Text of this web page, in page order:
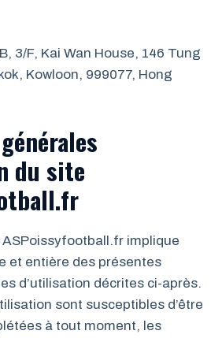
3/F, Kai Wan House, 146 Tung
Kowloon, 999077, Hong
du site
ASPoissyfootball.fr implique
et entière des présentes
d’utilisation décrites ci-après.
sont susceptibles d’être
à tout moment, les